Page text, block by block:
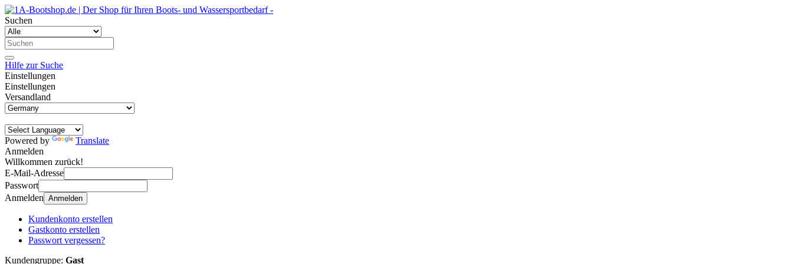
Suchen
Hilfe zur Suche
Einstellungen
Einstellungen
Versandland
Powered by
Translate
Anmelden
Willkommen zurück!
E-Mail-Adresse
Passwort
Anmelden Anmelden
Kundenkonto erstellen
Gastkonto erstellen
Passwort vergessen?
Kundengruppe: Gast